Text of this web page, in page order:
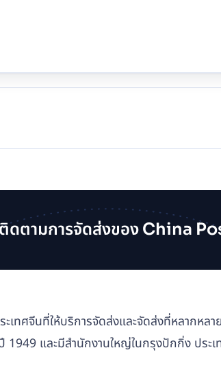
ติดตามการจัดส่งของ China
ทศจีนที่ให้บริการจัดส่งและจัดส่งที่หลากหล
และมีสำนักงานใหญ่ในกรุงปักกิ่ง ประ